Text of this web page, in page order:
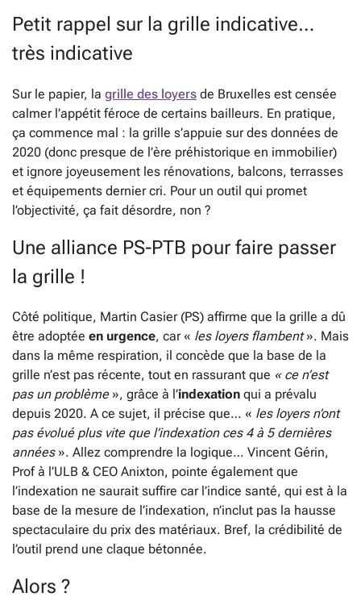
Petit rappel sur la grille indicative…
très indicative
Sur le papier, la grille des loyers de Bruxelles est censée
calmer l’appétit féroce de certains bailleurs. En pratique,
ça commence mal : la grille s’appuie sur des données de
2020 (donc presque de l’ère préhistorique en immobilier)
et ignore joyeusement les rénovations, balcons, terrasses
et équipements dernier cri. Pour un outil qui promet
l’objectivité, ça fait désordre, non ?
Une alliance PS-PTB pour faire passer
la grille !
Côté politique, Martin Casier (PS) affirme que la grille a dû
être adoptée en urgence, car « les loyers flambent». Mais
dans la même respiration, il concède que la base de la
grille n’est pas récente, tout en rassurant que « ce n’est
pas un problème», grâce à l’indexation qui a prévalu
depuis 2020. A ce sujet, il précise que… « les loyers n’ont
pas évolué plus vite que l’indexation ces 4 à 5 dernières
années». Allez comprendre la logique… Vincent Gérin,
Prof à l’ULB & CEO Anixton, pointe également que
l’indexation ne saurait suffire car l’indice santé, qui est à la
base de la mesure de l’indexation, n’inclut pas la hausse
spectaculaire du prix des matériaux. Bref, la crédibilité de
l’outil prend une claque bétonnée.
Alors ?